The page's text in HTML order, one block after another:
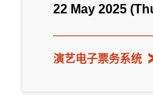
22 May 2025
演艺电子票务系统